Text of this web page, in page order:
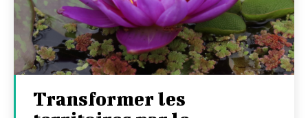
Transformer les